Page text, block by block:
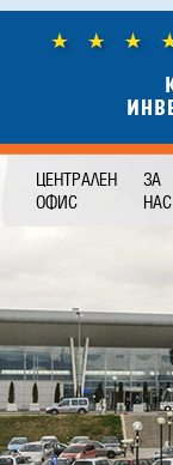
ЦЕНТРАЛЕН
ОФИС
ЗА
НАС